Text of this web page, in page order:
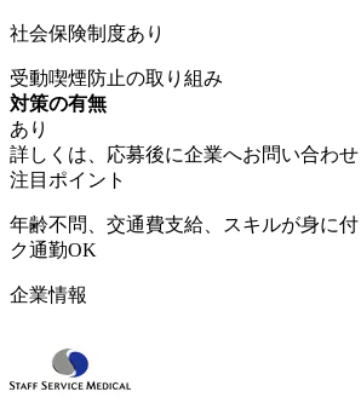
社会保険制度あり
受動喫煙防止の取り組み
対策の有無
あり
詳しくは、応募後に企業へお問い合わ
注目ポイント
年齢不問、交通費支給、スキルが身に
ク通勤OK
企業情報